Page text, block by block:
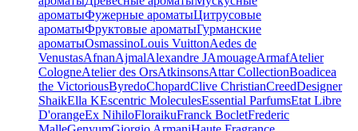
ароматыФужерные ароматыЦитрусовые
ароматыФруктовые ароматыГурманские
ароматыOsmassinoLouis VuittonAedes de
VenustasAfnanAjmalAlexandre JAmouageArmafAtelier
CologneAtelier des OrsAtkinsonsAttar CollectionBoadicea
the VictoriousByredoChopardClive ChristianCreedDesigner
ShaikElla KEscentric MoleculesEssential ParfumsEtat Libre
D'orangeEx NihiloFloraikuFranck BocletFrederic